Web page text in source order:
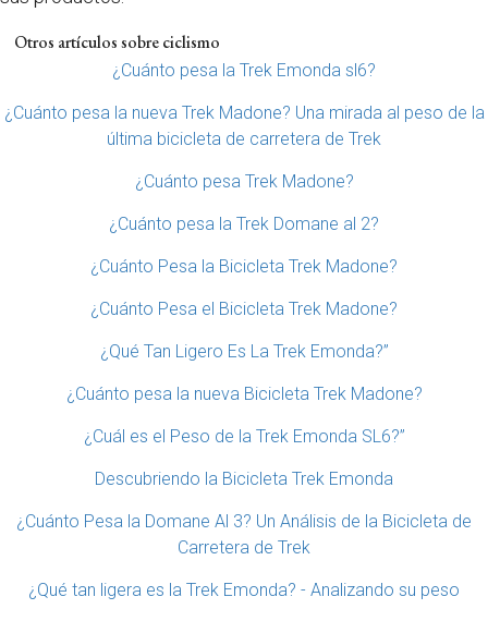
Otros artículos sobre ciclismo
¿Cuánto pesa la Trek Emonda sl6?
¿Cuánto pesa la nueva Trek Madone? Una mirada al peso de la
última bicicleta de carretera de Trek
¿Cuánto pesa Trek Madone?
¿Cuánto pesa la Trek Domane al 2?
¿Cuánto Pesa la Bicicleta Trek Madone?
¿Cuánto Pesa el Bicicleta Trek Madone?
¿Qué Tan Ligero Es La Trek Emonda?”
¿Cuánto pesa la nueva Bicicleta Trek Madone?
¿Cuál es el Peso de la Trek Emonda SL6?”
Descubriendo la Bicicleta Trek Emonda
¿Cuánto Pesa la Domane Al 3? Un Análisis de la Bicicleta de
Carretera de Trek
¿Qué tan ligera es la Trek Emonda? - Analizando su peso